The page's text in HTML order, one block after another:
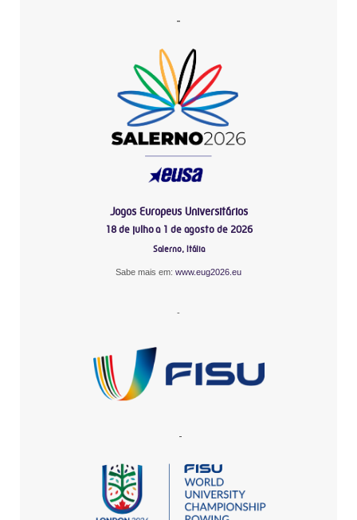
-
Jogos Europeus Universitários
18 de julho a 1 de agosto de 2026
Salerno, Itália
Sabe mais em: www.eug2026.eu
-
-